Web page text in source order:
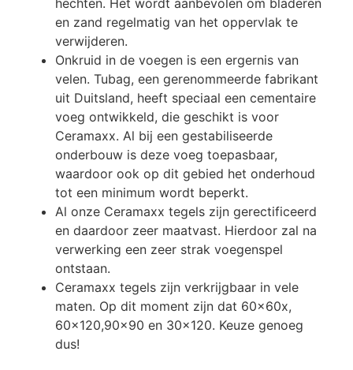
hechten. Het wordt aanbevolen om bladeren
en zand regelmatig van het oppervlak te
verwijderen.
Onkruid in de voegen is een ergernis van
velen. Tubag, een gerenommeerde fabrikant
uit Duitsland, heeft speciaal een cementaire
voeg ontwikkeld, die geschikt is voor
Ceramaxx. Al bij een gestabiliseerde
onderbouw is deze voeg toepasbaar,
waardoor ook op dit gebied het onderhoud
tot een minimum wordt beperkt.
Al onze Ceramaxx tegels zijn gerectificeerd
en daardoor zeer maatvast. Hierdoor zal na
verwerking een zeer strak voegenspel
ontstaan.
Ceramaxx tegels zijn verkrijgbaar in vele
maten. Op dit moment zijn dat 60x60x,
60×120,90×90 en 30×120. Keuze genoeg
dus!